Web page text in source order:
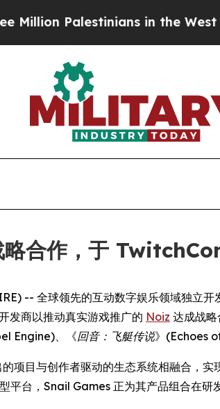
Palestinians in the West Bank
合作，于
-- 全球领先的互动数字娱乐领域独立开
发商以推动真实游戏推广的 Noiz 达成战
Engine)、《回音：飞艇传说》(Echoes
项目与创作者驱动的生态系统相融合，
台，Snail Games 正为其产品组合在研